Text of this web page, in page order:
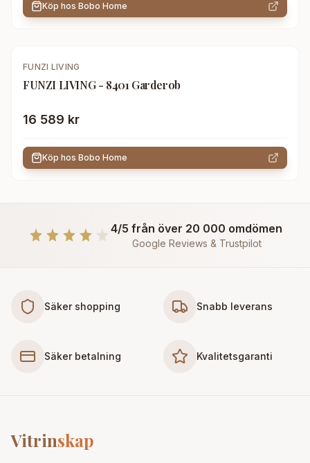
Köp hos Bobo Home
FUNZI LIVING
FUNZI LIVING - 8401 Garderob
16 589 kr
Köp hos Bobo Home
4/5 från över 20 000 omdömen
Google Reviews & Trustpilot
Säker shopping Snabb leverans
Säker betalning Kvalitetsgaranti
Vitrinskap